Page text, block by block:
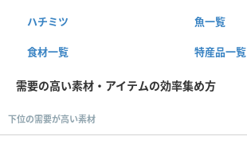
ハチミツ 魚一覧
食材一覧 特産品一覧
需要の高い素材・アイテムの効率集め方
下位の需要が高い素材